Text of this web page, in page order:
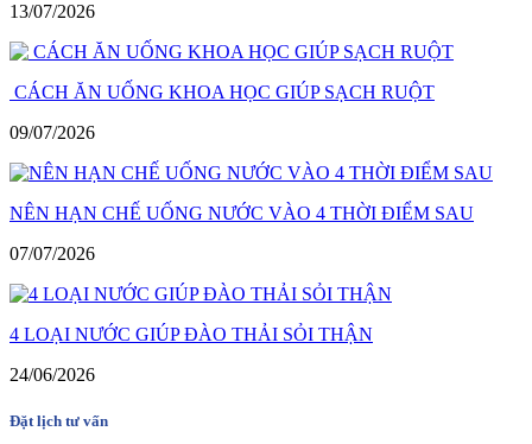
13/07/2026
CÁCH ĂN UỐNG KHOA HỌC GIÚP SẠCH RUỘT
09/07/2026
NÊN HẠN CHẾ UỐNG NƯỚC VÀO 4 THỜI ĐIỂM SAU
07/07/2026
4 LOẠI NƯỚC GIÚP ĐÀO THẢI SỎI THẬN
24/06/2026
Đặt lịch tư vấn